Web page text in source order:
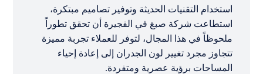
استخدام التقنيات الحديثة وتوفير تصاميم مبتكرة،
استطاعت شركة صبغ في الفجيرة أن تحقق تطوراً
ملحوظاً في هذا المجال، لتوفر للعملاء تجربة مميزة
تتجاوز مجرد تغيير لون الجدران إلى إعادة إحياء
المساحات برؤية عصرية ومتفردة.